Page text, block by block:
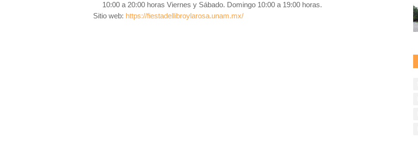
10:00 a 20:00 horas Viernes y Sábado. Domingo 10:00 a 19:00 horas.
Sitio web: https://fiestadellibroylarosa.unam.mx/